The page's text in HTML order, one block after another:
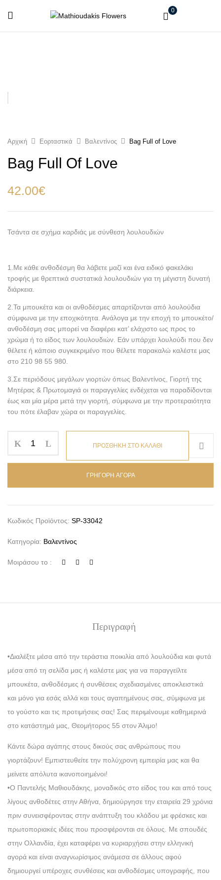
0
Αρχική Εορταστικά Βαλεντίνος Bag Full of Love
Bag Full Of Love
42.00€
Τσάντα σε σχήμα καρδιάς με σύνθεση λουλουδιών
1.Με κάθε ανθοδέσμη θα λάβετε μαζί και ένα ειδικό φακελάκι
τροφής με θρεπτικά συστατικά λουλουδιών για τη μέγιστη δυνατή
διάρκεια.
2.Τα μπουκέτα και οι ανθοδέσμες απαρτίζονται από λουλούδια
σύμφωνα με την εποχικότητα. Ανάλογα με την εποχή το μπουκέτο/
ανθοδέσμη σας μπορεί να διαφέρει κατ’ ελάχιστο ως προς το
χρώμα ή το είδος των λουλουδιών. Εάν υπάρχει λουλούδι που δεν
θέλετε ή κάποιο συγκεκριμένο που θέλετε παρακαλώ καλέστε μας
στο 210 98 55 980.
3.Σε περιόδους μεγάλων γιορτών όπως Βαλεντίνος, Γιορτή της
Μητέρας & Πρωτομαγιά οι παραγγελίες ενδέχεται να παραδίδονται
έως και μία μέρα μετά την γιορτή, σύμφωνα με την προτεραιότητα
του πότε έλαβαν χώρα οι παραγγελίες.
ΠΡΟΣΘΗΚΗ ΣΤΟ ΚΑΛΑΘΙ
ΓΡΗΓΟΡΗ ΑΓΟΡΑ
Κωδικός Προϊόντος: SP-33042
Κατηγορία: Βαλεντίνος
Μοιράσου το :
Περιγραφή
•Διαλέξτε μέσα από την τεράστια ποικιλία από λουλούδια και φυτά
μέσα από τη σελίδα μας ή καλέστε μας για να παραγγείλτε
μπουκέτα, ανθοδέσμες ή συνθέσεις σχεδιασμένες αποκλειστικά
και μόνο για εσάς αλλά και τους αγαπημένους σας, σύμφωνα με
το γούστο και τις προτιμήσεις σας! Σας περιμένουμε καθημερινά
στο κατάστημά μας, Θεομήτορος 55 στον Άλιμο!
Κάντε δώρα αγάπης στους δικούς σας ανθρώπους που
γιορτάζουν! Εμπιστευθείτε την πολύχρονη εμπειρία μας και θα
μείνετε απόλυτα ικανοποιημένοι!
•Ο Παντελής Μαθιουδάκης, μοναδικός στο είδος του και από τους
λίγους ανθοδέτες στην Αθήνα, δημιούργησε την εταιρεία 29 χρόνια
πριν συνεισφέροντας στην ανάπτυξη του κλάδου με φρέσκες και
πρωτοποριακές ιδέες που προσφέρονται σε όλους. Με σπουδές
στην Ολλανδία, έχει καταφέρει να κυριαρχήσει στην ελληνική
αγορά και είναι αναγνωρίσιμος ανάμεσα σε άλλους αφού
δημιουργεί υπέροχες συνθέσεις και ανθοδέσμες υπογραφής, που